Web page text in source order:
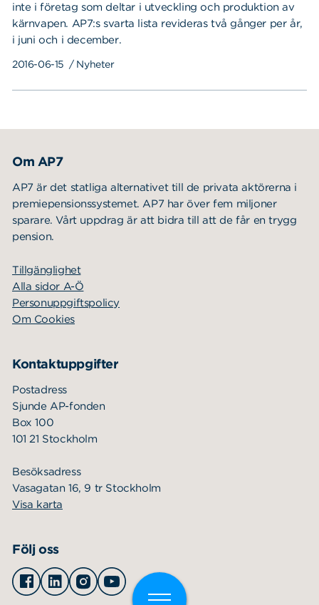
inte i företag som deltar i utveckling och produktion av
kärnvapen. AP7:s svarta lista revideras två gånger per år,
i juni och i december.
2016-06-15 / Nyheter
Om AP7
AP7 är det statliga alternativet till de privata aktörerna i
premiepensionssystemet. AP7 har över fem miljoner
sparare. Vårt uppdrag är att bidra till att de får en trygg
pension.
Tillgänglighet
Alla sidor A-Ö
Personuppgiftspolicy
Om Cookies
Kontaktuppgifter
Postadress
Sjunde AP-fonden
Box 100
101 21 Stockholm
Besöksadress
Vasagatan 16, 9 tr Stockholm
Visa karta
Följ oss
Facebook
LinkedinInstagramYoutube